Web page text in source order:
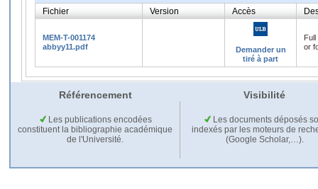
Fichier Version Accès
MEM-T-001174
abbyy11.pdf
Demander un
tiré à part
or
Référencement Visibilité
Les publications encodées
constituent la bibliographie académique
de l'Université.
Les documents déposés
indexés par les moteurs de
(Google Scholar,…).